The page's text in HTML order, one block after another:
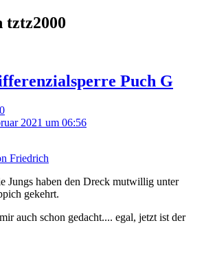
tztz2000
Puch G
2021 um 06:56
Friedrich
Jungs haben den Dreck mutwillig unter
gekehrt.
auch schon gedacht.... egal, jetzt ist der